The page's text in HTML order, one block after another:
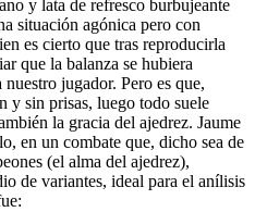
y lata de refresco burbujeante
situación agónica pero con
es cierto que tras reproducirla
que la balanza se hubiera
jugador. Pero es que,
y sin prisas, luego todo suele
la gracia del ajedrez. Jaume
en un combate que, dicho sea de
(el alma del ajedrez),
de variantes, ideal para el anílisis